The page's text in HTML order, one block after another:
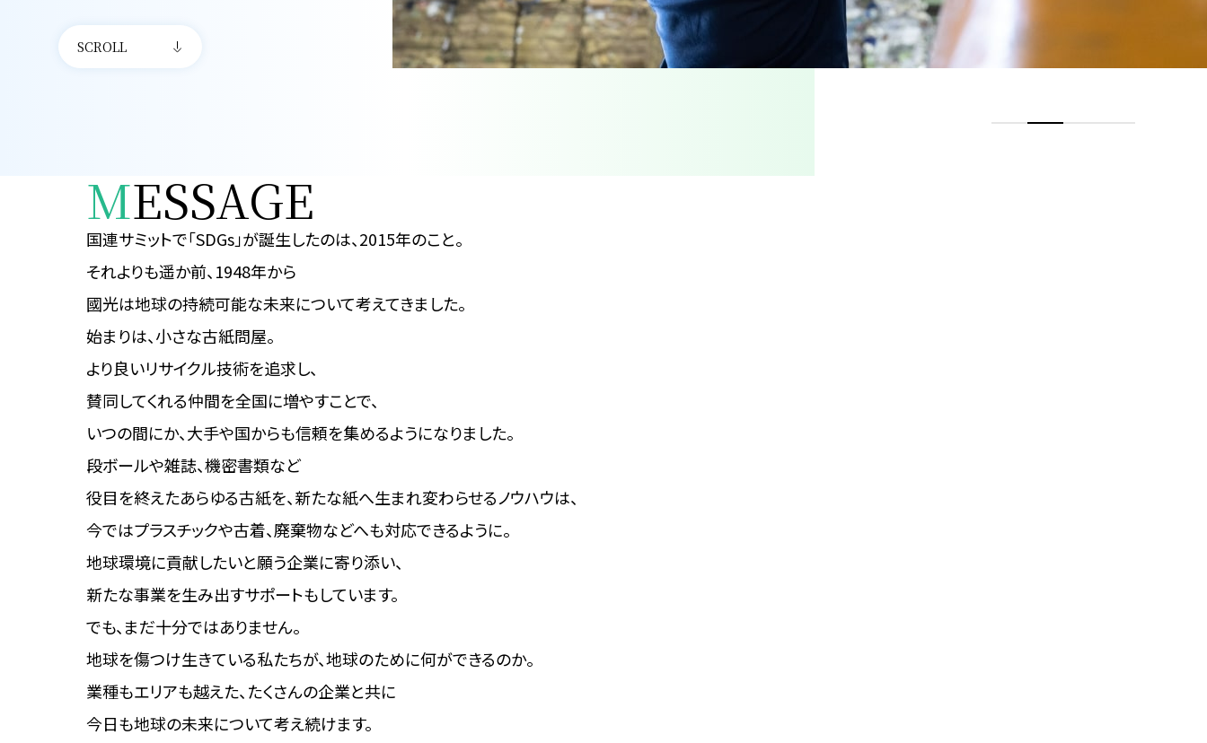
SCROLL
MESSAGE
国連サミットで「SDGs」が誕生したのは、2015年のこと。
それよりも遥か前、1948年から
國光は地球の持続可能な未来について考えてきました。
始まりは、小さな古紙問屋。
より良いリサイクル技術を追求し、
賛同してくれる仲間を全国に増やすことで、
いつの間にか、大手や国からも信頼を集めるようになりました。
段ボールや雑誌、機密書類など
役目を終えたあらゆる古紙を、新たな紙へ生まれ変わらせるノウハウは、
今ではプラスチックや古着、廃棄物などへも対応できるように。
地球環境に貢献したいと願う企業に寄り添い、
新たな事業を生み出すサポートもしています。
でも、まだ十分ではありません。
地球を傷つけ生きている私たちが、地球のために何ができるのか。
業種もエリアも越えた、 たくさんの企業と共に
今日も地球の未来について考え続けます。